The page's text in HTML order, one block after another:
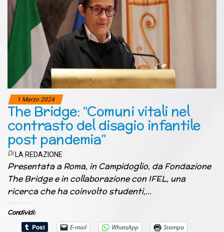
1 Marzo 2024
The Bridge: “Comuni vitali nel
contrasto del disagio infantile
post pandemia”
Di LA REDAZIONE
Presentata a Roma, in Campidoglio, da Fondazione
The Bridge e in collaborazione con IFEL, una
ricerca che ha coinvolto studenti,…
Condividi:
E-mail
WhatsApp Stampa